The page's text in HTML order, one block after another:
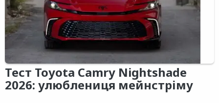
Тест Toyota Camry Nightshade
2026: улюблениця мейнстріму